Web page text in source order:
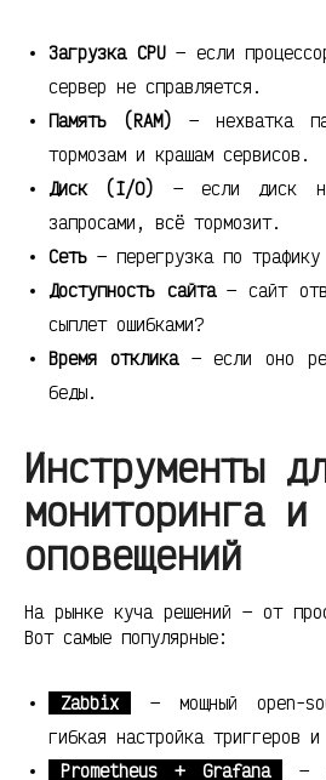
Загрузка CPU— если
сервер не справляется.
Память (RAM) — нехватка
тормозам и крашам сервисов.
Диск (I/O) — если диск
запросами, всё тормозит.
Сеть — перегрузка по трафику
Доступность сайта— сайт
сыплет ошибками?
Время отклика— если оно
беды.
Инструменты
мониторинга и
оповещений
На рынке куча решений — от
Вот самые популярные:
Zabbix
— мощный open-
гибкая настройка триггеров
Prometheus + Grafana
—